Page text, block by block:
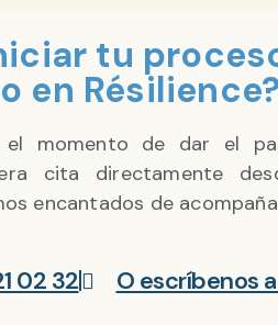
tu
en Résilience?
momento de dar el
cita directamente
encantados de
02 32 O escríbenos